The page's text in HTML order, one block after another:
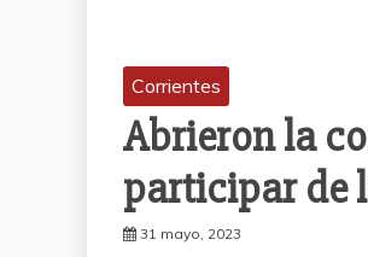
Corrientes
Abrieron la
participar de
31 mayo, 2023